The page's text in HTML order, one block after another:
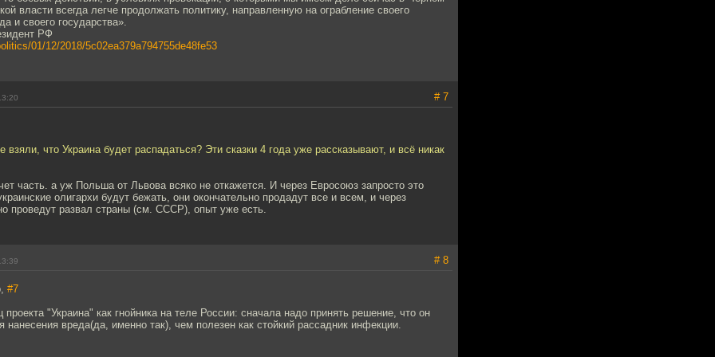
власти всегда легче продолжать политику, направленную на ограбление своего
и своего государства».
РФ
01/12/2018/5c02ea379a794755de48fe53
# 7
что Украина будет распадаться? Эти сказки 4 года уже рассказывают, и всё никак
часть. а уж Польша от Львова всяко не откажется. И через Евросоюз запросто это
олигархи будут бежать, они окончательно продадут все и всем, и через
проведут развал страны (см. СССР), опыт уже есть.
# 8
#7
проекта "Украина" как гнойника на теле России: сначала надо принять решение, что он
вреда(да, именно так), чем полезен как стойкий рассадник инфекции.